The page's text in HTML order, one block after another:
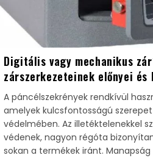
Digitális vagy mechanikus
zárszerkezeteinek előnyei és
A páncélszekrények rendkívül
amelyek kulcsfontosságú
védelmében. Az illetéktelenekkel
védenek, nagyon régóta
sokan a termékek iránt. Manapság